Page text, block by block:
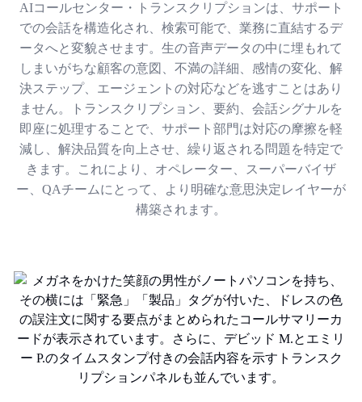
AIコールセンター・トランスクリプションは、サポート
での会話を構造化され、検索可能で、業務に直結するデ
ータへと変貌させます。生の音声データの中に埋もれて
しまいがちな顧客の意図、不満の詳細、感情の変化、解
決ステップ、エージェントの対応などを逃すことはあり
ません。トランスクリプション、要約、会話シグナルを
即座に処理することで、サポート部門は対応の摩擦を軽
減し、解決品質を向上させ、繰り返される問題を特定で
きます。これにより、オペレーター、スーパーバイザ
ー、QAチームにとって、より明確な意思決定レイヤーが
構築されます。